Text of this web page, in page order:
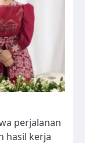
perjalanan
hasil kerja